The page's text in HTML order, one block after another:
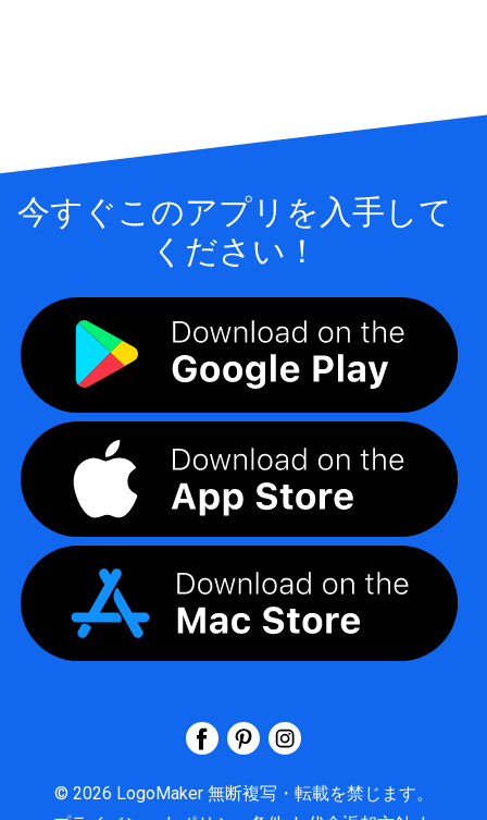
今すぐこのアプリを入手して
ください！
© 2026 LogoMaker 無断複写・転載を禁じます。